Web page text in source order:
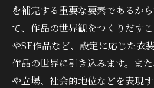
を補完する重要な要素であるか
て、作品の世界観をつくりだす
やSF作品など、設定に応じた衣
作品の世界に引き込みます。ま
や立場、社会的地位などを表現